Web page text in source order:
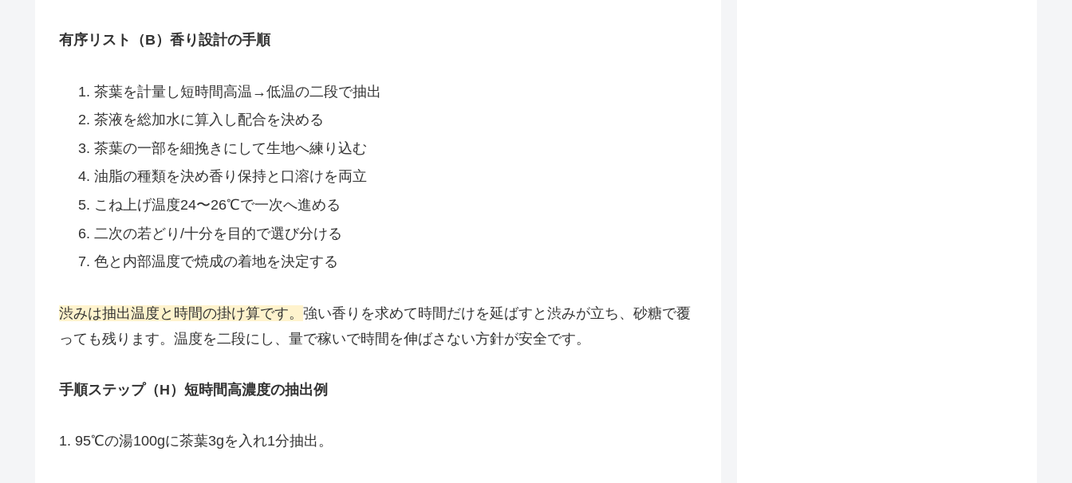
有序リスト（B）香り設計の手順
茶葉を計量し短時間高温→低温の二段で抽出
茶液を総加水に算入し配合を決める
茶葉の一部を細挽きにして生地へ練り込む
油脂の種類を決め香り保持と口溶けを両立
こね上げ温度24〜26℃で一次へ進める
二次の若どり/十分を目的で選び分ける
色と内部温度で焼成の着地を決定する
渋みは抽出温度と時間の掛け算です。 強い香りを求めて時間だけを延ばすと渋みが立ち、砂糖で覆
っても残ります。温度を二段にし、量で稼いで時間を伸ばさない方針が安全です。
手順ステップ（H）短時間高濃度の抽出例
1. 95℃の湯100gに茶葉3gを入れ1分抽出。